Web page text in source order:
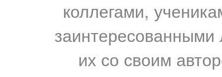
коллегами,
их со своим